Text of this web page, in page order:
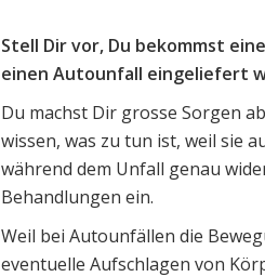
Stell Dir vor, Du bekommst
einen Autounfall eingeliefert
Du machst Dir grosse Sorgen
wissen, was zu tun ist, weil sie
während dem Unfall genau
Behandlungen ein.
Weil bei Autounfällen die
eventuelle Aufschlagen von